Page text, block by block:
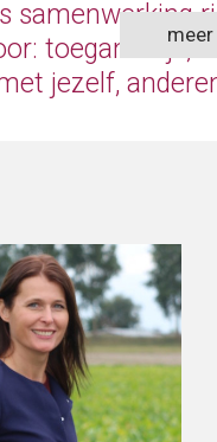
samenwerking
toegankelijk,
jezelf,
meer